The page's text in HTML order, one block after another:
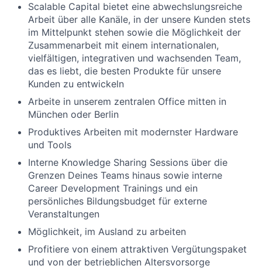
Scalable Capital bietet eine abwechslungsreiche
Arbeit über alle Kanäle, in der unsere Kunden stets
im Mittelpunkt stehen sowie die Möglichkeit der
Zusammenarbeit mit einem internationalen,
vielfältigen, integrativen und wachsenden Team,
das es liebt, die besten Produkte für unsere
Kunden zu entwickeln
Arbeite in unserem zentralen Office mitten in
München oder Berlin
Produktives Arbeiten mit modernster Hardware
und Tools
Interne Knowledge Sharing Sessions über die
Grenzen Deines Teams hinaus sowie interne
Career Development Trainings und ein
persönliches Bildungsbudget für externe
Veranstaltungen
Möglichkeit, im Ausland zu arbeiten
Profitiere von einem attraktiven Vergütungspaket
und von der betrieblichen Altersvorsorge